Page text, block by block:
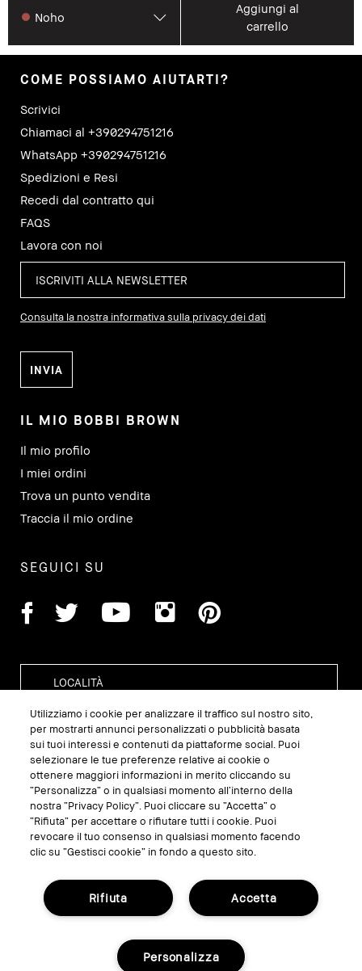
Noho
Aggiungi al
carrello
COME POSSIAMO AIUTARTI?
Scrivici
Chiamaci al +390294751216
WhatsApp +390294751216
Spedizioni e Resi
Recedi dal contratto qui
FAQS
Lavora con noi
Consulta la nostra informativa sulla privacy dei dati
IL MIO BOBBI BROWN
Il mio profilo
I miei ordini
Trova un punto vendita
Traccia il mio ordine
SEGUICI SU
GESTISCI I COOKIE DEL SITO
TERMINI E CONDIZIONI
INFORMATIVA SULLA PRIVACY
REGOLAMENTO PROMO
© Bobbi Brown Professional Cosmetics, Inc.
Tutti i diritti riservati.
Utilizziamo i cookie per analizzare il traffico sul nostro sito,
per mostrarti annunci personalizzati o pubblicità basata
sui tuoi interessi e contenuti da piattaforme social. Puoi
selezionare le tue preferenze relative ai cookie o
ottenere maggiori informazioni in merito cliccando su
“Personalizza” o in qualsiasi momento all’interno della
nostra “Privacy Policy”. Puoi cliccare su “Accetta” o
“Rifiuta” per accettare o rifiutare tutti i cookie. Puoi
revocare il tuo consenso in qualsiasi momento facendo
clic su “Gestisci cookie” in fondo a questo sito.
Accetta
Rifiuta
Personalizza